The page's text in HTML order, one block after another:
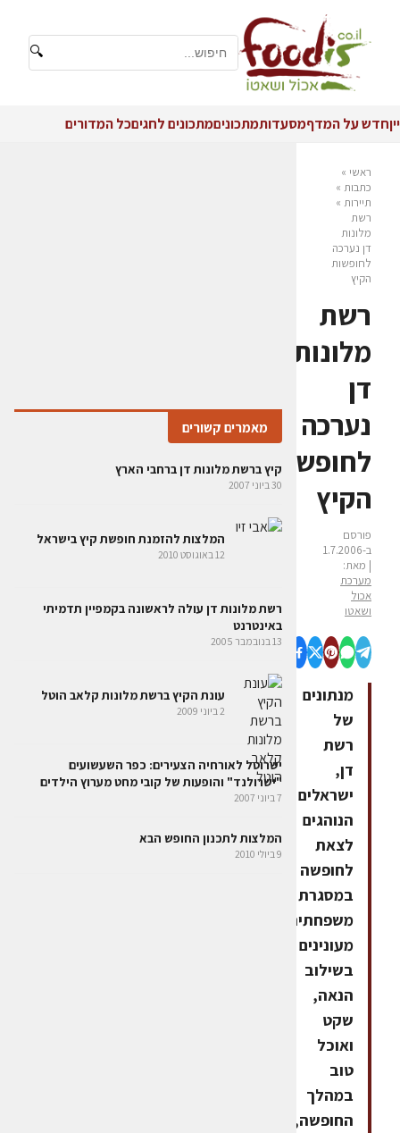
🔍
ייןחדש על המדףמסעדותמתכוניםמתכונים לחגיםכל המדורים
ראשי »
כתבות »
תיירות »
רשת
מלונות
דן נערכה
לחופשות
הקיץ
רשת
מלונות
דן
נערכה
לחופשות
הקיץ
פורסם
ב-1.7.2006
| מאת:
מערכת
אכול
ושאטו
מנתונים
של
רשת
דן,
ישראלים
הנוהגים
לצאת
לחופשה
במסגרת
משפחתית
מעונינים
בשילוב
הנאה,
שקט
ואוכל
טוב
במהלך
החופשה,
מאמרים קשורים
קיץ ברשת מלונות דן ברחבי הארץ
30 ביוני 2007
המלצות להזמנת חופשת קיץ בישראל
12 באוגוסט 2010
רשת מלונות דן עולה לראשונה בקמפיין תדמיתי
באינטרנט
13 בנובמבר 2005
עונת הקיץ ברשת מלונות קלאב הוטל
2 ביוני 2009
ישרוטל לאורחיה הצעירים: כפר השעשועים
"ישרולנד" והופעות של קובי מחט מערוץ הילדים
7 ביוני 2007
המלצות לתכנון החופש הבא
9 ביולי 2010